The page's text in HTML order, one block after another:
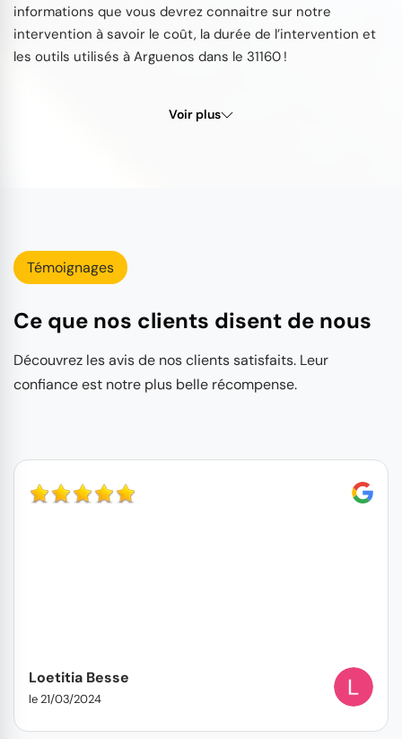
informations que vous devrez connaitre sur notre
intervention à savoir le coût, la durée de l’intervention et
les outils utilisés à Arguenos dans le 31160 !
Voir plus
Témoignages
Ce que nos clients disent de nous
Découvrez les avis de nos clients satisfaits. Leur
confiance est notre plus belle récompense.
Loetitia Besse
le 21/03/2024